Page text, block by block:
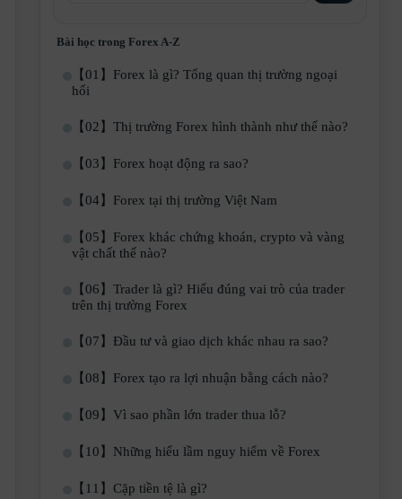
Bài học trong Forex A-Z
【01】Forex là gì? Tổng quan thị trường ngoại
hối
【02】Thị trường Forex hình thành như thế nào?
【03】Forex hoạt động ra sao?
【04】Forex tại thị trường Việt Nam
【05】Forex khác chứng khoán, crypto và vàng
vật chất thế nào?
【06】Trader là gì? Hiểu đúng vai trò của trader
trên thị trường Forex
【07】Đầu tư và giao dịch khác nhau ra sao?
【08】Forex tạo ra lợi nhuận bằng cách nào?
【09】Vì sao phần lớn trader thua lỗ?
【10】Những hiểu lầm nguy hiểm về Forex
【11】Cặp tiền tệ là gì?